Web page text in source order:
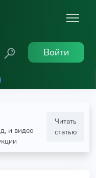
Войти
и видео
Читать
статью